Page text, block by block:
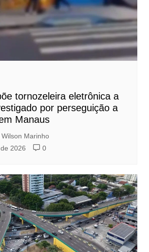
tornozeleira eletrônica a
por perseguição a
Manaus
Wilson Marinho
2026
0